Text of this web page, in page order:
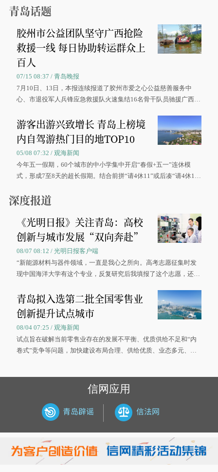
青岛话题
胶州市公益团队坚守广西抢险
救援一线 每日协助转运群众上
百人
07/15 08:37 / 青岛晚报
7月10日、13日，本报连续报道了胶州市爱之心公益慈善服务中
心、市退役军人兵锋应急救援队火速集结16名骨干队员驰援广西灾
游客出游兴致增长 青岛上榜境
内自驾游热门目的地TOP10
05/08 07:32 / 观海新闻
今年五一假期，60个城市的中小学集中开启“春假+五一”连休模
式，形成7至8天的超长假期。结合前拼“请4休11”或后凑“请4休1
深度报道
《光明日报》关注青岛：高校
创新与城市发展“双向奔赴”
08/07 08:12 / 光明日报客户端
“新能源材料与器件领域，一直是我心之所向。高考志愿征集时发
现中国海洋大学有这个专业，反复研究后我填报了这个志愿，还真
大学材料科学与工程学院材料类专业的录取通知书。
青岛拟入选第二批全国零售业
创新提升试点城市
08/04 07:25 / 观海新闻
试点旨在破解当前零售业存在的发展不平衡、优质供给不足和“内
卷式”竞争等问题，加快建设布局合理、供给优质、业态多元、智
信网应用